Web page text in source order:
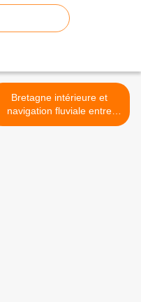
Bretagne intérieure et
navigation fluviale entre
Nantes et Lorient ? >